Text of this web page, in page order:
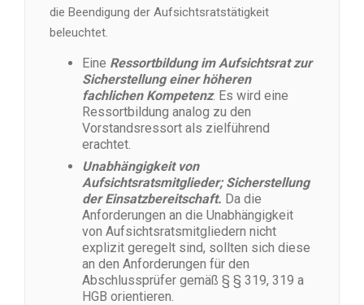
die Beendigung der Aufsichtsratstätigkeit
beleuchtet.
Eine Ressortbildung im Aufsichtsrat zur
Sicherstellung einer höheren
fachlichen Kompetenz. Es wird eine
Ressortbildung analog zu den
Vorstandsressort als zielführend
erachtet.
Unabhängigkeit von
Aufsichtsratsmitglieder; Sicherstellung
der Einsatzbereitschaft. Da die
Anforderungen an die Unabhängigkeit
von Aufsichtsratsmitgliedern nicht
explizit geregelt sind, sollten sich diese
an den Anforderungen für den
Abschlussprüfer gemäß § § 319, 319 a
HGB orientieren.